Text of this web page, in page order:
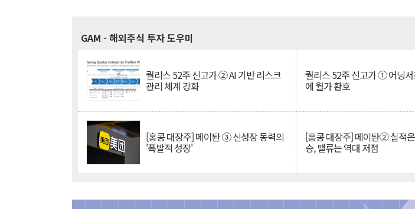
GAM - 해외주식 투자 도우미
퀄리스 52주 신고가 ② AI 기반 리스크
관리 체계 강화
퀄리스 52주 신고가 ① 어닝
에 월가 환호
[홍콩 대장주] 메이퇀 ③ 신성장 동력의
'폭발적 성장'
[홍콩 대장주] 메이퇀② 실적
승, 밸류는 역대 저점